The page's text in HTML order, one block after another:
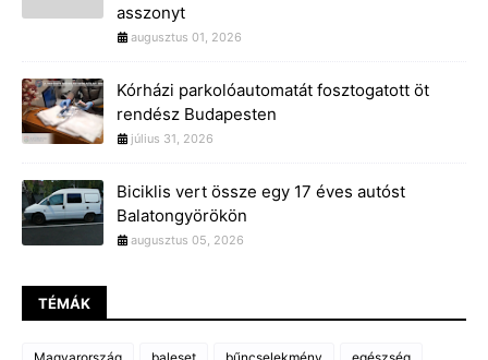
asszonyt
augusztus 01, 2026
Kórházi parkolóautomatát fosztogatott öt
rendész Budapesten
július 31, 2026
Biciklis vert össze egy 17 éves autóst
Balatongyörökön
augusztus 05, 2026
TÉMÁK